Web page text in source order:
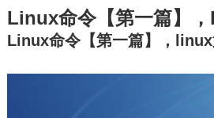
Linux命令【第一篇】
Linux命令【第一篇】，